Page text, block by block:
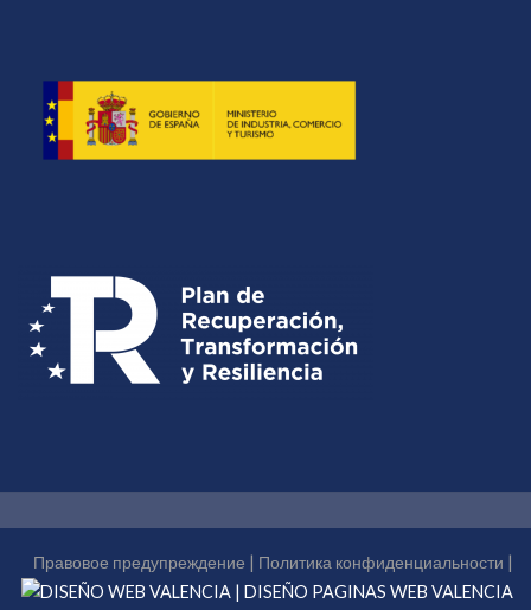
Правовое предупреждение | Политика конфиденциальности |